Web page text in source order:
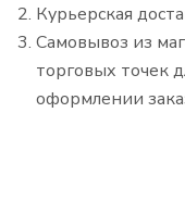
Курьерская
Самовывоз из
торговых точек
оформлении